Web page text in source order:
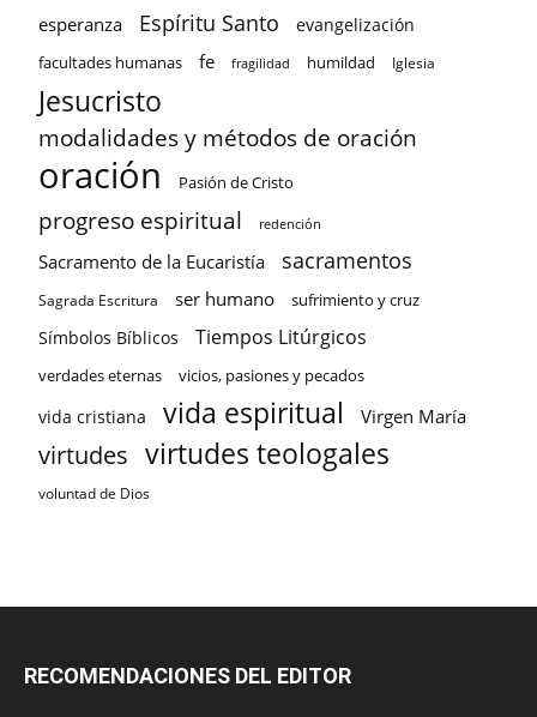
esperanza Espíritu Santo evangelización
facultades humanas fe fragilidad humildad Iglesia
Jesucristo
modalidades y métodos de oración
oración Pasión de Cristo
progreso espiritual redención
Sacramento de la Eucaristía sacramentos
Sagrada Escritura ser humano sufrimiento y cruz
Símbolos Bíblicos Tiempos Litúrgicos
verdades eternas vicios, pasiones y pecados
vida cristiana vida espiritual Virgen María
virtudes virtudes teologales
voluntad de Dios
RECOMENDACIONES DEL EDITOR